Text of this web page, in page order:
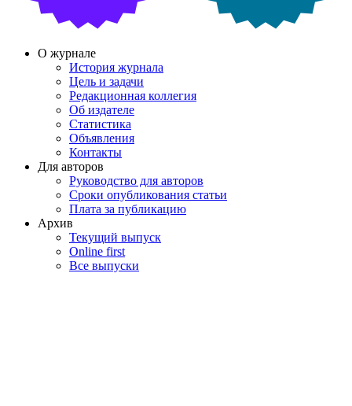
О журнале
История журнала
Цель и задачи
Редакционная коллегия
Об издателе
Статистика
Объявления
Контакты
Для авторов
Руководство для авторов
Сроки опубликования статьи
Плата за публикацию
Архив
Текущий выпуск
Online first
Все выпуски